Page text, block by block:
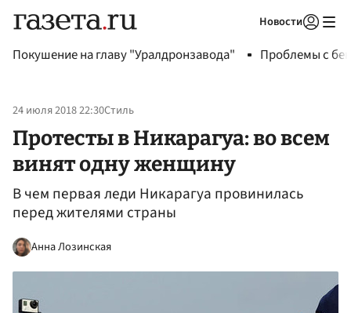
Новости
Покушение на главу "Уралдронзавода" Проблемы с
24 июля 2018 22:30Стиль
Протесты в Никарагуа: во всем
винят одну женщину
В чем первая леди Никарагуа провинилась
перед жителями страны
Анна Лозинская